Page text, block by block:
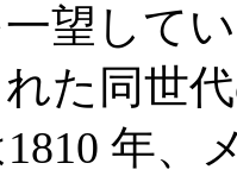
望して
た同世
年、